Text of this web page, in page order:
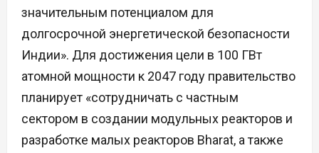
значительным потенциалом для
долгосрочной энергетической безопасности
Индии». Для достижения цели в 100 ГВт
атомной мощности к 2047 году правительство
планирует «сотрудничать с частным
сектором в создании модульных реакторов и
разработке малых реакторов Bharat, а также